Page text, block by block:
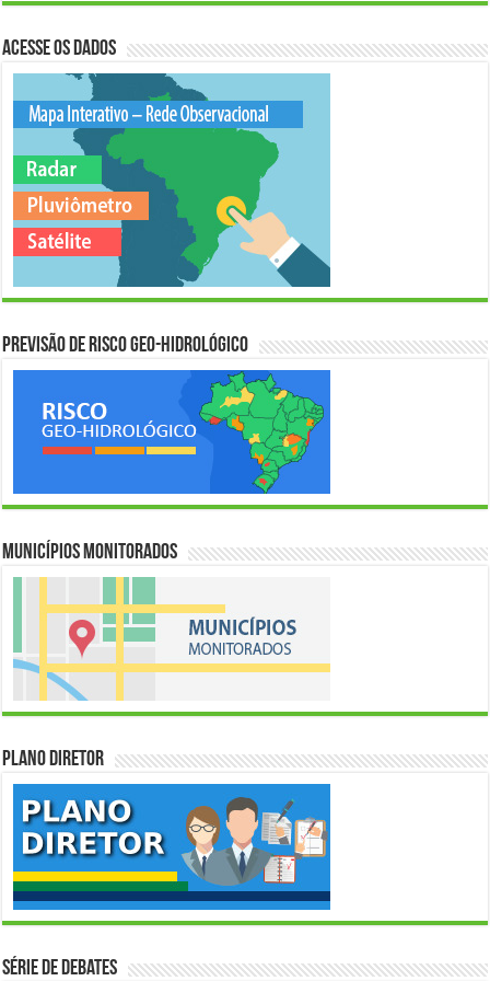
Acesse os Dados
Previsão de Risco Geo-Hidrológico
Municípios Monitorados
Plano Diretor
Série de Debates